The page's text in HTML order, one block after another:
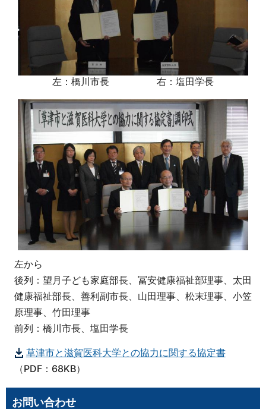
左：橋川市長 右：塩田学長
左から
後列：望月子ども家庭部長、冨安健康福祉部理事、太田
健康福祉部長、善利副市長、山田理事、松末理事、小笠
原理事、竹田理事
前列：橋川市長、塩田学長
草津市と滋賀医科大学との協力に関する協定書
（PDF：68KB）
お問い合わせ